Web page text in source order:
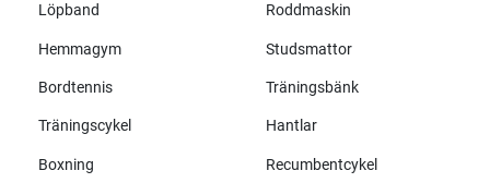
Löpband Roddmaskin
Hemmagym Studsmattor
Bordtennis Träningsbänk
Träningscykel Hantlar
Boxning Recumbentcykel